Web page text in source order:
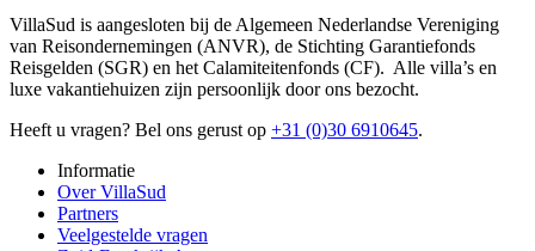
VillaSud is aangesloten bij de Algemeen Nederlandse Vereniging
van Reisondernemingen (ANVR), de Stichting Garantiefonds
Reisgelden (SGR) en het Calamiteitenfonds (CF). Alle villa’s en
luxe vakantiehuizen zijn persoonlijk door ons bezocht.
Heeft u vragen? Bel ons gerust op +31 (0)30 6910645.
Informatie
Over VillaSud
Partners
Veelgestelde vragen